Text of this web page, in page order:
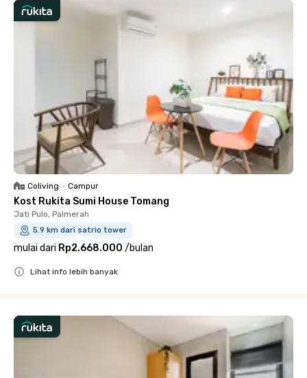
Coliving • Campur
Kost Rukita Sumi House Tomang
Jati Pulo, Palmerah
5.9 km dari satrio tower
mulai dari Rp2.668.000 /bulan
Lihat info lebih banyak